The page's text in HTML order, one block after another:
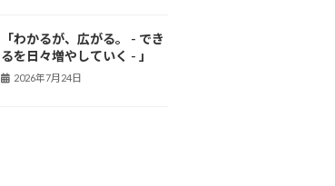
「わかるが、広がる。 - でき
るを日々増やしていく - 」
2026年7月24日